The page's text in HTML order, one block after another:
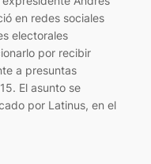
en redes sociales
electorales
por recibir
a presuntas
El asunto se
por Latinus, en el